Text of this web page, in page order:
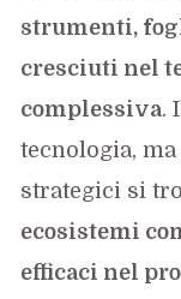
strumenti,
cresciuti nel
complessiva.
tecnologia,
strategici si
ecosistemi
efficaci nel